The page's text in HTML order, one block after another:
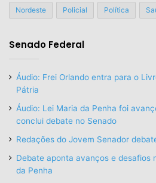
Nordeste Policial Política
Senado Federal
Áudio: Frei Orlando entra para o
Pátria
Áudio: Lei Maria da Penha foi
conclui debate no Senado
Redações do Jovem Senador
Debate aponta avanços e desafios
da Penha